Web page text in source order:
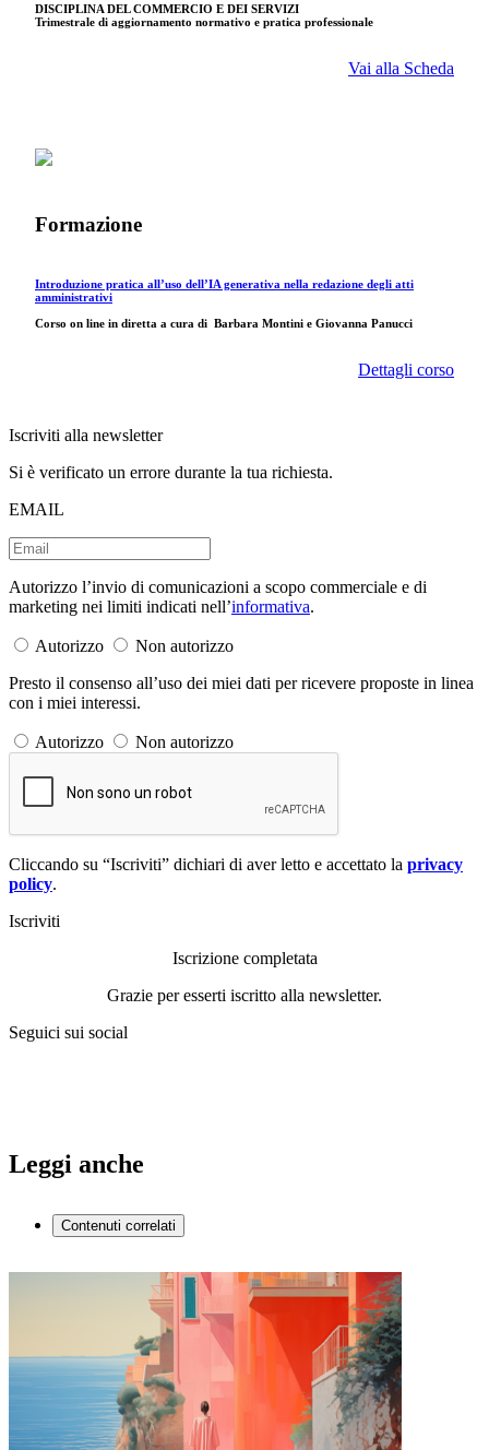
DISCIPLINA DEL COMMERCIO E DEI SERVIZI
Trimestrale di aggiornamento normativo e pratica professionale
Vai alla Scheda
Formazione
Introduzione pratica all’uso dell’IA generativa nella redazione degli atti
amministrativi
Corso on line in diretta a cura di Barbara Montini e Giovanna Panucci
Dettagli corso
Iscriviti alla newsletter
Si è verificato un errore durante la tua richiesta.
EMAIL
Autorizzo l’invio di comunicazioni a scopo commerciale e di
marketing nei limiti indicati nell’informativa.
Autorizzo
Non autorizzo
Presto il consenso all’uso dei miei dati per ricevere proposte in linea
con i miei interessi.
Autorizzo Non autorizzo
Cliccando su “Iscriviti” dichiari di aver letto e accettato la privacy
policy.
Iscriviti
Iscrizione completata
Grazie per esserti iscritto alla newsletter.
Seguici sui social
Leggi anche
Contenuti correlati